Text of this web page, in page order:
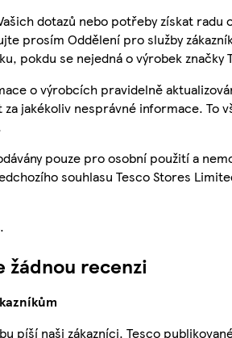
dotazů nebo potřeby získat radu
prosím Oddělení pro služby
pokdu se nejedná o výrobek značky
o výrobcích pravidelně
jakékoliv nesprávné informace. To
pouze pro osobní použití a
souhlasu Tesco Stores
žádnou recenzi
píší naši zákazníci. Tesco